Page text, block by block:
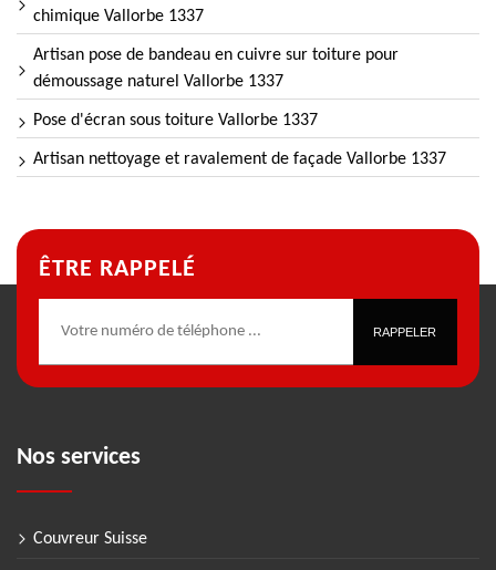
chimique Vallorbe 1337
Artisan pose de bandeau en cuivre sur toiture pour
démoussage naturel Vallorbe 1337
Pose d'écran sous toiture Vallorbe 1337
Artisan nettoyage et ravalement de façade Vallorbe 1337
ÊTRE RAPPELÉ
Nos services
Couvreur Suisse